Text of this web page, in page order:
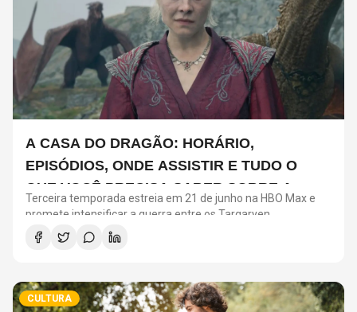
A CASA DO DRAGÃO: HORÁRIO,
EPISÓDIOS, ONDE ASSISTIR E TUDO O
QUE VOCÊ PRECISA SABER SOBRE A
NOVA TEMPORADA
Terceira temporada estreia em 21 de junho na HBO Max e
promete intensificar a guerra entre os Targaryen
CULTURA